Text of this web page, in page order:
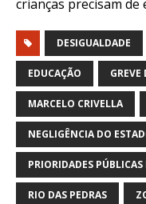
crianças precisam de
DESIGUALDADE
EDUCAÇÃO GREVE
MARCELO CRIVELLA
NEGLIGÊNCIA DO
PRIORIDADES
RIO DAS PEDRAS